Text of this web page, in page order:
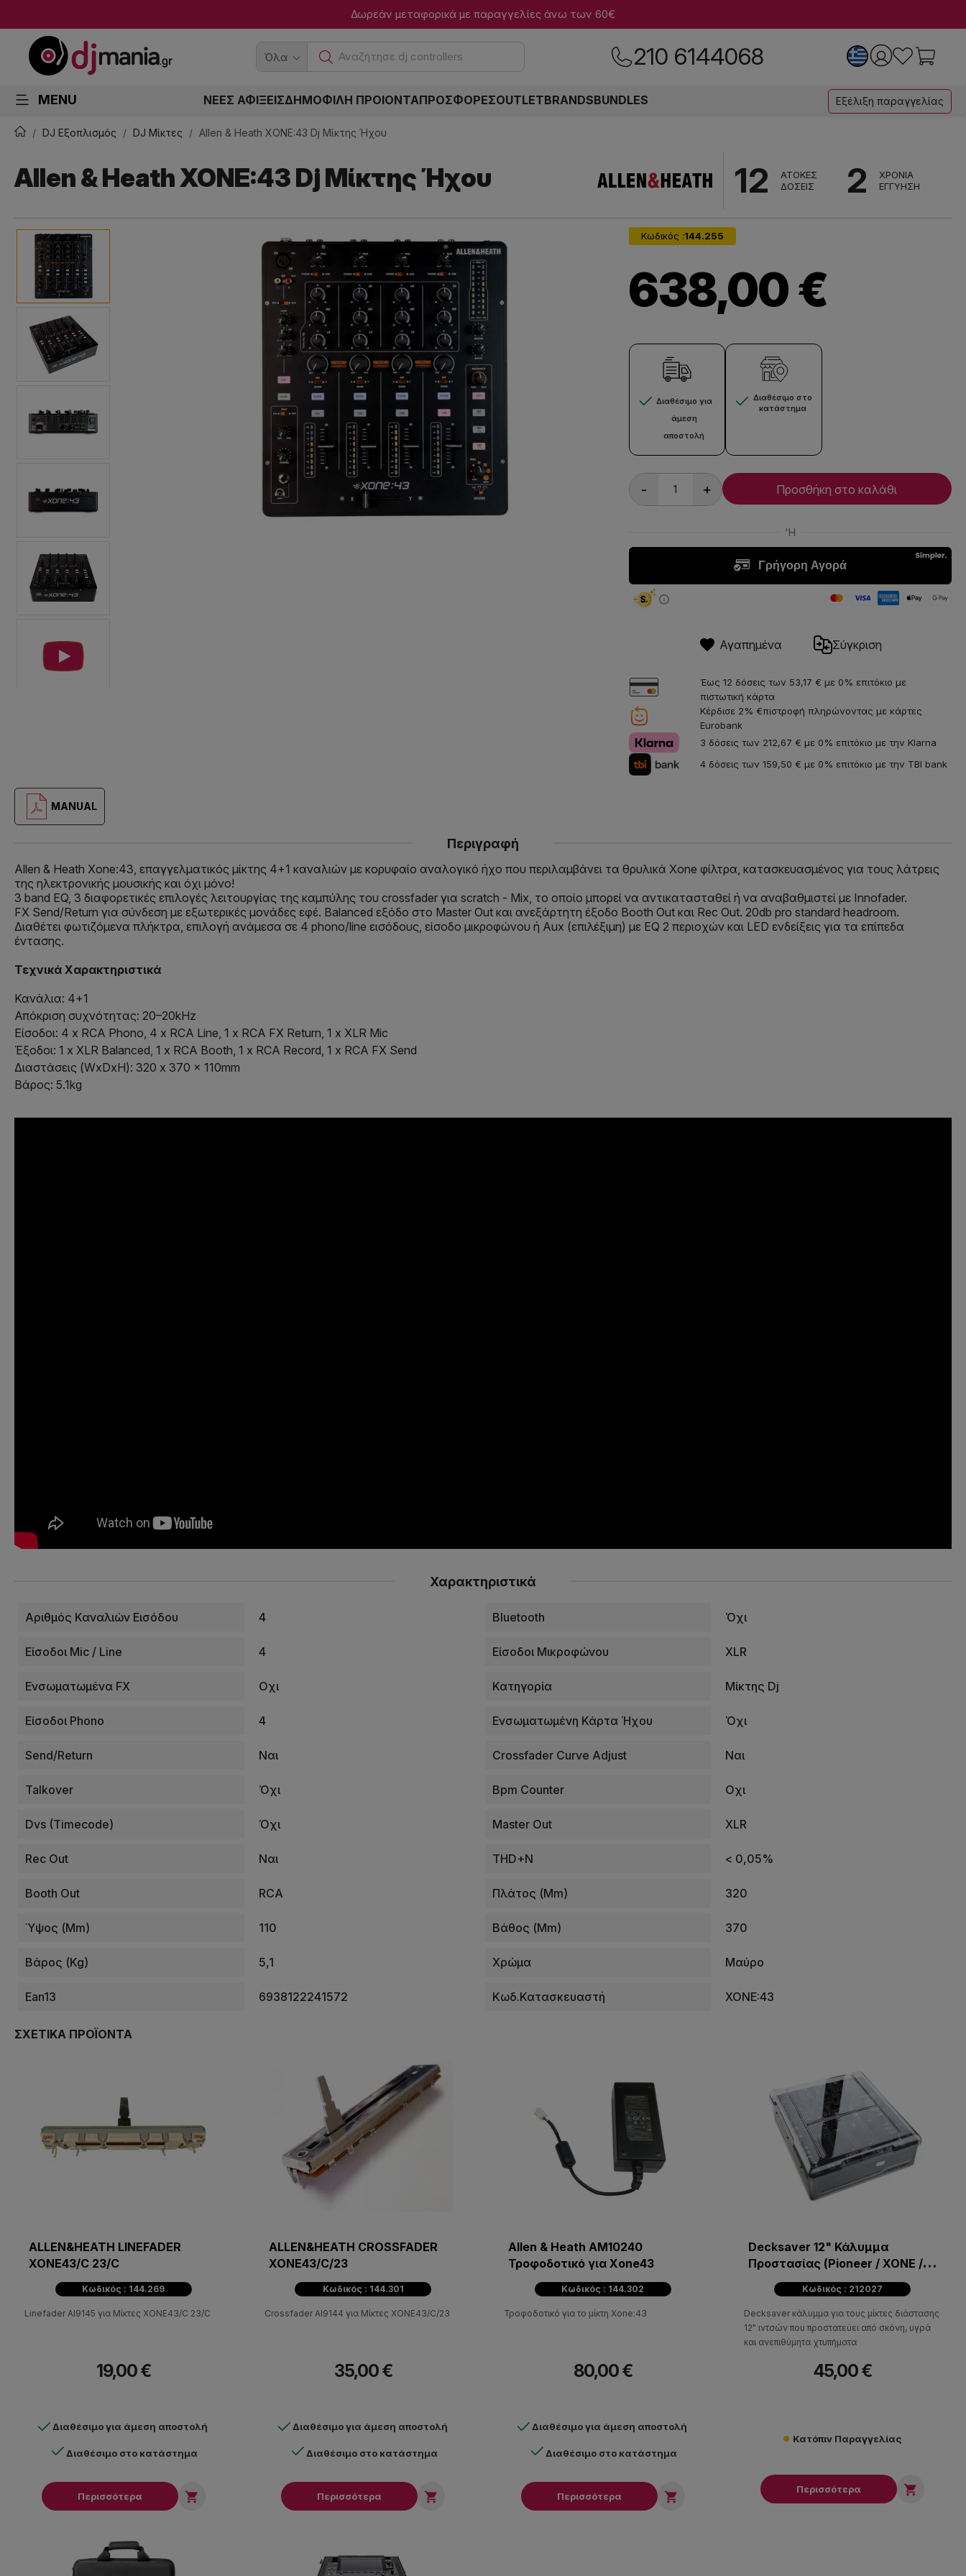
Δωρεάν μεταφορικά με παραγγελίες άνω των 60€
Όλα Ανα 210 6144068
MENU ΝΕΕΣ ΑΦΙΞΕΙΣΔΗΜΟΦΙΛΗ ΠΡΟΙΟΝΤΑΠΡΟΣΦΟΡΕΣOUTLETBRANDSBUNDLES Εξέλιξη παραγγελίας
DJ Εξοπλισμός DJ Μίκτες Allen & Heath XONE:43 Dj Μίκτης Ήχου
Allen & Heath XONE:43 Dj Μίκτης Ήχου 12
ΑΤΟΚΕΣ
ΔΟΣΕΙΣ
2
ΧΡΟΝΙΑ
ΕΓΓΥΗΣΗ
Κωδικός :144.255
638,00 €
Διαθέσιμο για
άμεση
αποστολή
Διαθέσιμο στο
κατάστημα
- + Προσθήκη στο καλάθι
Αγαπημένα Σύγκριση
Έως 12 δόσεις των 53,17 € με 0% επιτόκιο με
πιστωτική κάρτα
Κέρδισε 2% €πιστροφή πληρώνοντας με κάρτες
Eurobank
3 δόσεις των 212,67 € με 0% επιτόκιο με την Klarna
4 δόσεις των 159,50 € με 0% επιτόκιο με την TBI bank
MANUAL
Περιγραφή
Allen & Heath Xone:43, επαγγελματικός μίκτης 4+1 καναλιών με κορυφαίο αναλογικό ήχο που περιλαμβάνει τα θρυλικά Xone φίλτρα, κατασκευασμένος για τους λάτρεις
της ηλεκτρονικής μουσικής και όχι μόνο!
3 band EQ, 3 διαφορετικές επιλογές λειτουργίας της καμπύλης του crossfader για scratch - Mix, το οποίο μπορεί να αντικατασταθεί ή να αναβαθμιστεί με Innofader.
FX Send/Return για σύνδεση με εξωτερικές μονάδες εφέ. Balanced εξόδο στο Master Out και ανεξάρτητη έξοδο Booth Out και Rec Out. 20db pro standard headroom.
Διαθέτει φωτιζόμενα πλήκτρα, επιλογή ανάμεσα σε 4 phono/line εισόδους, είσοδο μικροφώνου ή Aux (επιλέξιμη) με EQ 2 περιοχών και LED ενδείξεις για τα επίπεδα
έντασης.
Τεχνικά Χαρακτηριστικά
Κανάλια: 4+1
Απόκριση συχνότητας: 20–20kHz
Είσοδοι: 4 x RCA Phono, 4 x RCA Line, 1 x RCA FX Return, 1 x XLR Mic
Έξοδοι: 1 x XLR Balanced, 1 x RCA Booth, 1 x RCA Record, 1 x RCA FX Send
Διαστάσεις (WxDxH): 320 x 370 x 110mm
Βάρος: 5.1kg
Χαρακτηριστικά
Αριθμός Καναλιών Εισόδου 4 Bluetooth Όχι
Είσοδοι Mic / Line 4 Είσοδοι Μικροφώνου XLR
Ενσωματωμένα FX Οχι Κατηγορία Μίκτης Dj
Είσοδοι Phono 4 Ενσωματωμένη Κάρτα Ήχου Όχι
Send/Return Ναι Crossfader Curve Adjust Ναι
Talkover Όχι Bpm Counter Οχι
Dvs (Timecode) Όχι Master Out XLR
Rec Out Ναι THD+N < 0,05%
Booth Out RCA Πλάτος (mm) 320
Ύψος (mm) 110 Βάθος (mm) 370
Βάρος (kg) 5,1 Χρώμα Μαύρο
Ean13 6938122241572 Κωδ.Κατασκευαστή XONE:43
ΣΧΕΤΙΚΆ ΠΡΟΪΌΝΤΑ
ALLEN&HEATH LINEFADER
XONE43/C 23/C
Κωδικός : 144.269
Linefader AI9145 για Μίκτες XONE43/C 23/C
19,00 €
Διαθέσιμο για άμεση αποστολή
Διαθέσιμο στο κατάστημα
Περισσότερα 
ALLEN&HEATH CROSSFADER
XONE43/C/23
Κωδικός : 144.301
Crossfader AI9144 για Μίκτες XONE43/C/23
35,00 €
Διαθέσιμο για άμεση αποστολή
Διαθέσιμο στο κατάστημα
Περισσότερα 
Allen & Heath AΜ10240
Τροφοδοτικό για Xone43
Κωδικός : 144.302
Τροφοδοτικό για το μίκτη Xone:43
80,00 €
Διαθέσιμο για άμεση αποστολή
Διαθέσιμο στο κατάστημα
Περισσότερα 
Decksaver 12" Κάλυμμα
Προστασίας (Pioneer / XONE /
Denon)
Κωδικός : 212027
Decksaver κάλυμμα για τους μίκτες διάστασης
12" ιντσών που προστατεύει από σκόνη, υγρά
και ανεπιθύμητα χτυπήματα
45,00 €
Κατόπιν Παραγγελίας
Περισσότερα 